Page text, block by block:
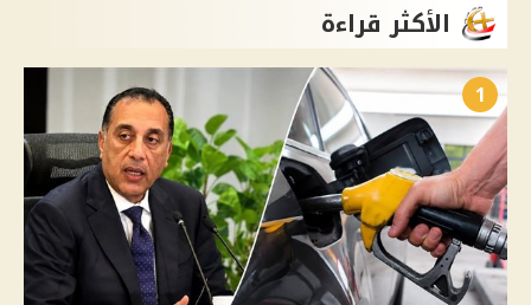
الأكثر قراءة
1